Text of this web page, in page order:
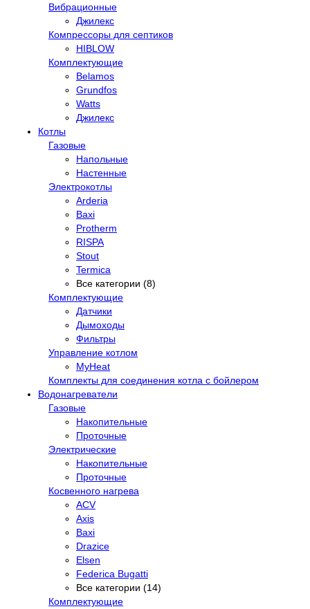
Вибрационные
Джилекс
Компрессоры для септиков
HIBLOW
Комплектующие
Belamos
Grundfos
Watts
Джилекс
Котлы
Газовые
Напольные
Настенные
Электрокотлы
Arderia
Baxi
Protherm
RISPA
Stout
Termica
Все категории (8)
Комплектующие
Датчики
Дымоходы
Фильтры
Управление котлом
MyHeat
Комплекты для соединения котла с бойлером
Водонагреватели
Газовые
Накопительные
Проточные
Электрические
Накопительные
Проточные
Косвенного нагрева
ACV
Axis
Baxi
Drazice
Elsen
Federica Bugatti
Все категории (14)
Комплектующие